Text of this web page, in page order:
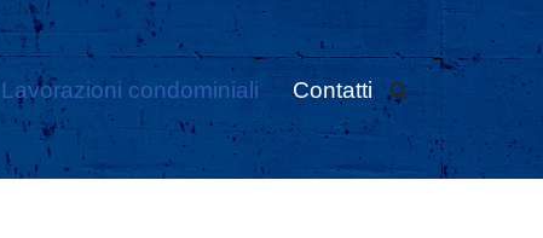
Lavorazioni condominiali Contatti